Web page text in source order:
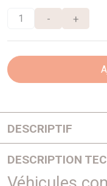
- +
DESCRIPTIF
établie voici plus de 30
buffles pour Land
DESCRIPTION
Caractéristiques :